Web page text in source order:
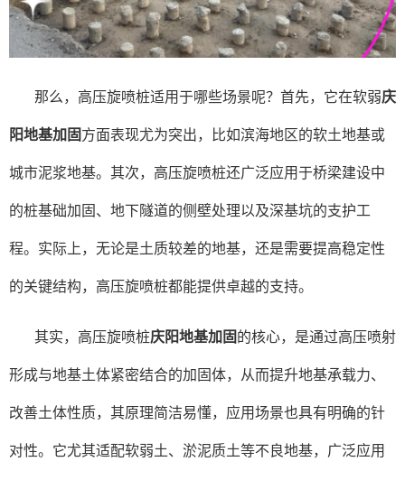
那么，高压旋喷桩适用于哪些场景呢？首先，它在软弱庆
阳地基加固方面表现尤为突出，比如滨海地区的软土地基或
城市泥浆地基。其次，高压旋喷桩还广泛应用于桥梁建设中
的桩基础加固、地下隧道的侧壁处理以及深基坑的支护工
程。实际上，无论是土质较差的地基，还是需要提高稳定性
的关键结构，高压旋喷桩都能提供卓越的支持。
其实，高压旋喷桩庆阳地基加固的核心，是通过高压喷射
形成与地基土体紧密结合的加固体，从而提升地基承载力、
改善土体性质，其原理简洁易懂，应用场景也具有明确的针
对性。它尤其适配软弱土、淤泥质土等不良地基，广泛应用